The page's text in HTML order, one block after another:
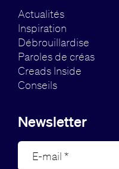
Actualités
Inspiration
Débrouillardise
Paroles de créas
Creads Inside
Conseils
Newsletter